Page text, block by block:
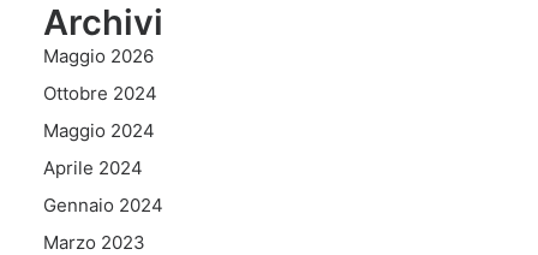
Archivi
Maggio 2026
Ottobre 2024
Maggio 2024
Aprile 2024
Gennaio 2024
Marzo 2023